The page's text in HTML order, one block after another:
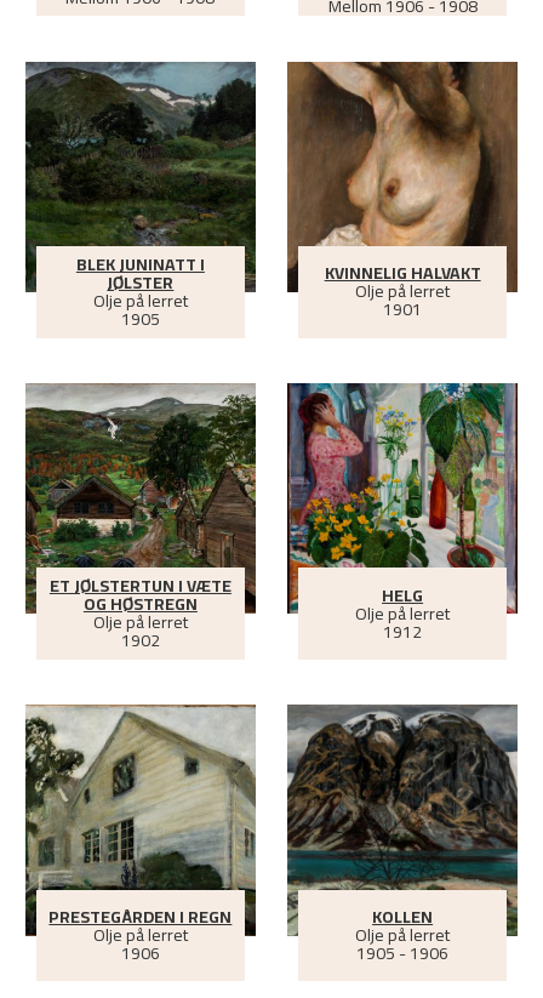
BLEK JUNINATT I
JØLSTER
Olje på lerret
1905
KVINNELIG HALVAKT
Olje på lerret
1901
ET JØLSTERTUN I VÆTE
OG HØSTREGN
Olje på lerret
1902
HELG
Olje på lerret
1912
PRESTEGÅRDEN I REGN
Olje på lerret
1906
KOLLEN
Olje på lerret
1905 - 1906